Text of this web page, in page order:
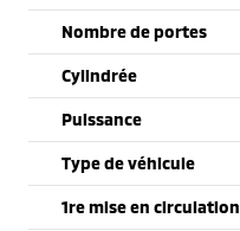
Nombre de portes
Cylindrée
Puissance
Type de véhicule
1re mise en circulation